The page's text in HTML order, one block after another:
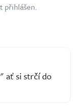
přihlášen.
ať si strčí do